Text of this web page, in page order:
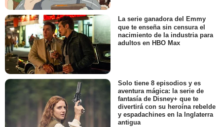
La serie ganadora del Emmy
que te enseña sin censura el
nacimiento de la industria para
adultos en HBO Max
Solo tiene 8 episodios y es
aventura mágica: la serie de
fantasía de Disney+ que te
divertirá con su heroína rebelde
y espadachines en la Inglaterra
antigua